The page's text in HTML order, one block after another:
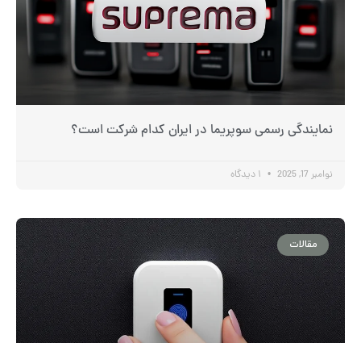
نمایندگی رسمی سوپریما در ایران کدام شرکت است؟
نوامبر 17, 2025
مقالات